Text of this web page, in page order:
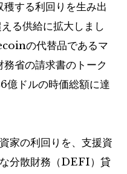
する利回りを生み出
る供給に拡大しまし
の代替品であるマ
省の請求書のトーク
億ドルの時価総額に達
の利回りを、支援資
分散財務（DEFI）貸